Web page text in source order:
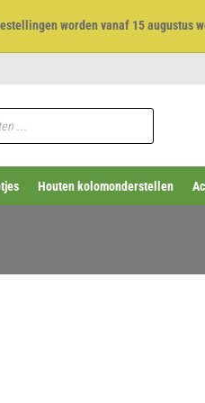
worden vanaf 15 augustus
Houten kolomonderstellen